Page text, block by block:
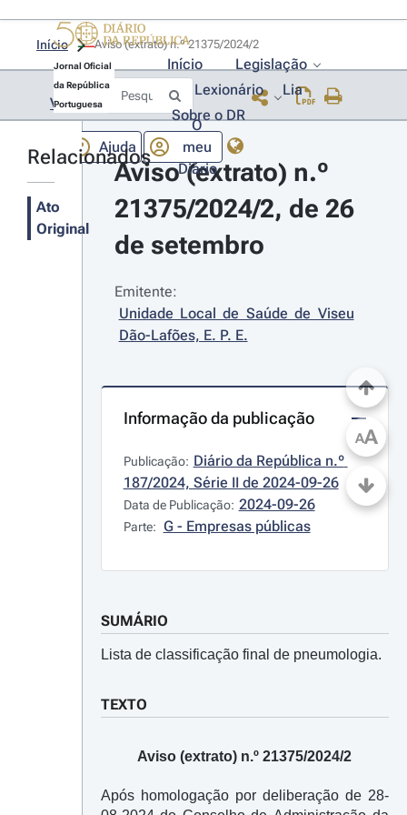
Jornal Oficial
da República
Portuguesa
Início
Legislação
Lexionário
Lia
Sobre o DR
Ajuda
O
meu
Diário
Início
Voltar
Relacionados
Ato
Original
Aviso (extrato) n.º
21375/2024/2, de 26
de setembro
Emitente:
Unidade Local de Saúde de Viseu
Dão-Lafões, E. P. E.
Informação da publicação
Publicação: Diário da República n.º
187/2024, Série II de 2024-09-26
Data de Publicação: 2024-09-26
Parte: G - Empresas públicas
SUMÁRIO
Lista de classificação final de pneumologia.
TEXTO
Aviso (extrato) n.º 21375/2024/2
Após homologação por deliberação de 28-
AA